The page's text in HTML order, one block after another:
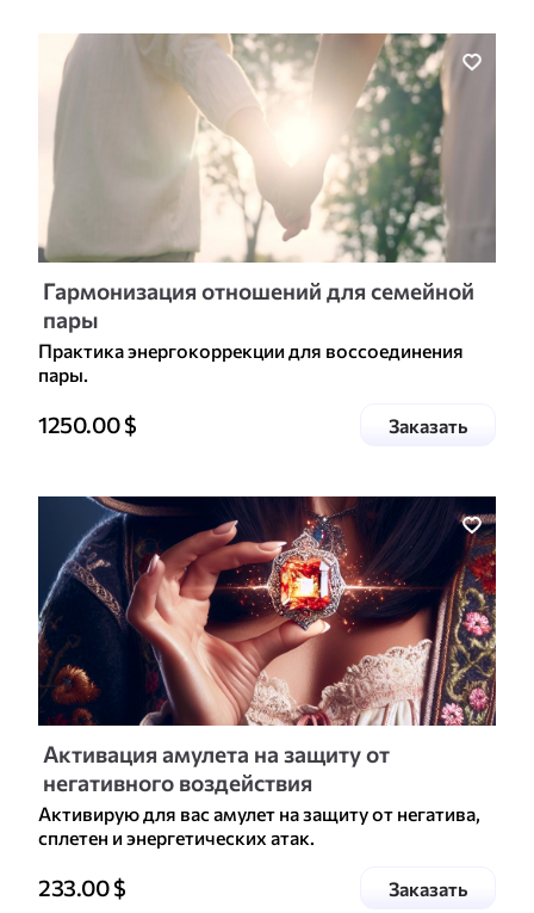
Гармонизация отношений для семейной
пары
Практика энергокоррекции для воссоединения
пары.
Цена доп. услуги
1250.00 $ Заказатьуслугу
Активация амулета на защиту от
негативного воздействия
Активирую для вас амулет на защиту от негатива,
сплетен и энергетических атак.
Цена доп. услуги
233.00$ Заказатьуслугу